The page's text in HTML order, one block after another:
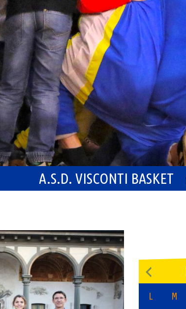
A.S.D. VISCONTI BASKET
L M